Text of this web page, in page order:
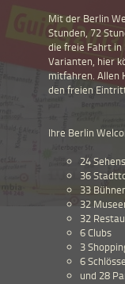
Mit der Berlin
Stunden, 72
die freie Fahrt in
Varianten, hier
mitfahren. Allen
den freien
Ihre Berlin
24
36
33
32
32
6 Clubs
3
6
und 28